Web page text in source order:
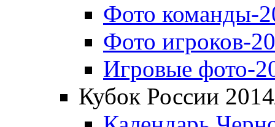
Фото команды-
Фото игроков-
Игровые фото-
Кубок России